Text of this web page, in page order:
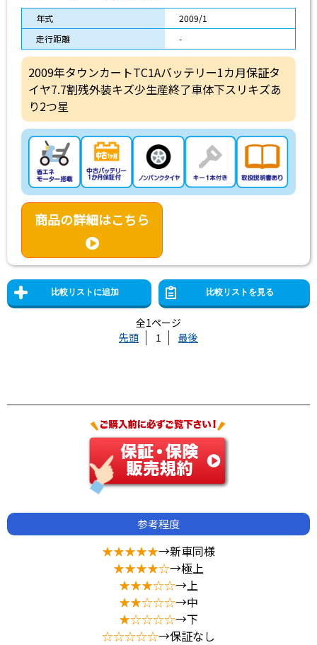
年式
2009/1
走行距離
-
2009年タウンカートTC1Aバッテリー1カ月保証タ
イヤ7.7割残外装キズ少生産終了車体下スリキズあ
り2つ星
商品の詳細はこちら
全1ページ
先頭
1 最後
参考程度
★★★★★→新車同様
★★★★☆→極上
★★★☆☆→上
★★☆☆☆→中
★☆☆☆☆→下
☆☆☆☆☆→保証なし